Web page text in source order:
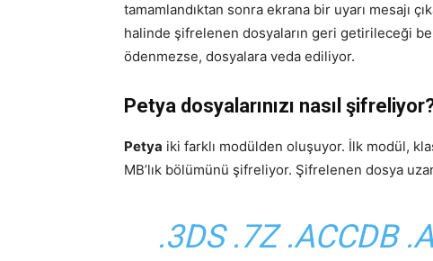
tamamlandıktan sonra ekrana bir uyarı mesajı
halinde şifrelenen dosyaların geri getirileceği
ödenmezse, dosyalara veda ediliyor.
Petya dosyalarınızı nasıl
Petya iki farklı modülden oluşuyor. İlk modül,
MB’lık bölümünü şifreliyor. Şifrelenen dosya
.3DS .7Z .ACCDB